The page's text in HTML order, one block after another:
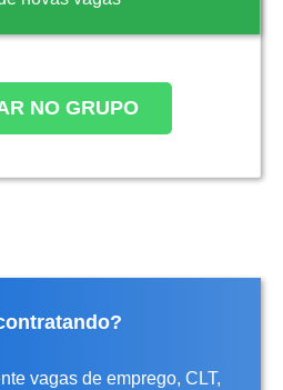
NO GRUPO
vagas de emprego, CLT,